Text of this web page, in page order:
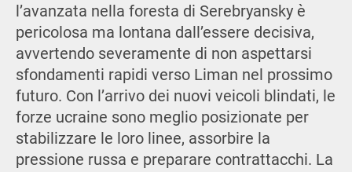
l’avanzata nella foresta di Serebryansky è
pericolosa ma lontana dall’essere decisiva,
avvertendo severamente di non aspettarsi
sfondamenti rapidi verso Liman nel prossimo
futuro. Con l’arrivo dei nuovi veicoli blindati, le
forze ucraine sono meglio posizionate per
stabilizzare le loro linee, assorbire la
pressione russa e preparare contrattacchi. La